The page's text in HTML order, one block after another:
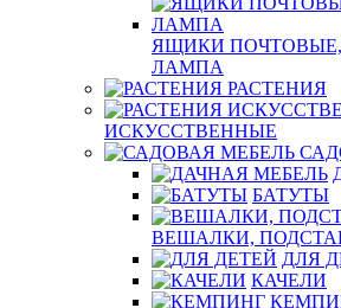
ЯЩИКИ
ЛАМПА
РАСТЕНИЯ
ИСКУССТВЕННЫЕ
БАТУТЫ
ВЕШАЛКИ,
ДЛЯ
КАЧЕЛИ